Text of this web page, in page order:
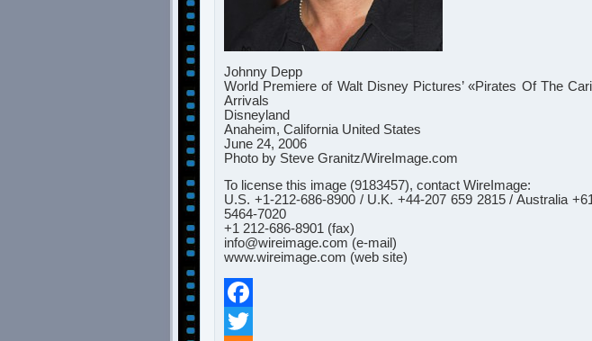
Johnny Depp
World Premiere of Walt Disney Pictures’ «Pirates Of The
Arrivals
Disneyland
Anaheim, California United States
June 24, 2006
Photo by Steve Granitz/WireImage.com
To license this image (9183457), contact WireImage:
U.S. +1-212-686-8900 / U.K. +44-207 659 2815 / Australia
5464-7020
+1 212-686-8901 (fax)
info@wireimage.com (e-mail)
www.wireimage.com (web site)
Facebook